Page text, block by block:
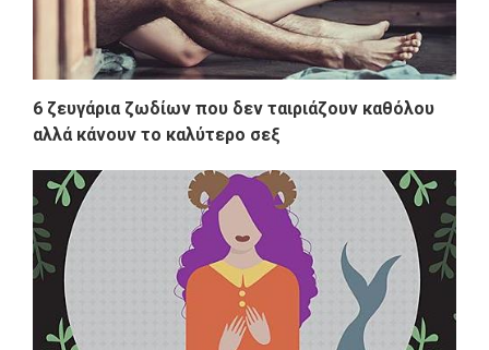
6 ζευγάρια ζωδίων που δεν ταιριάζουν καθόλου
αλλά κάνουν το καλύτερο σεξ